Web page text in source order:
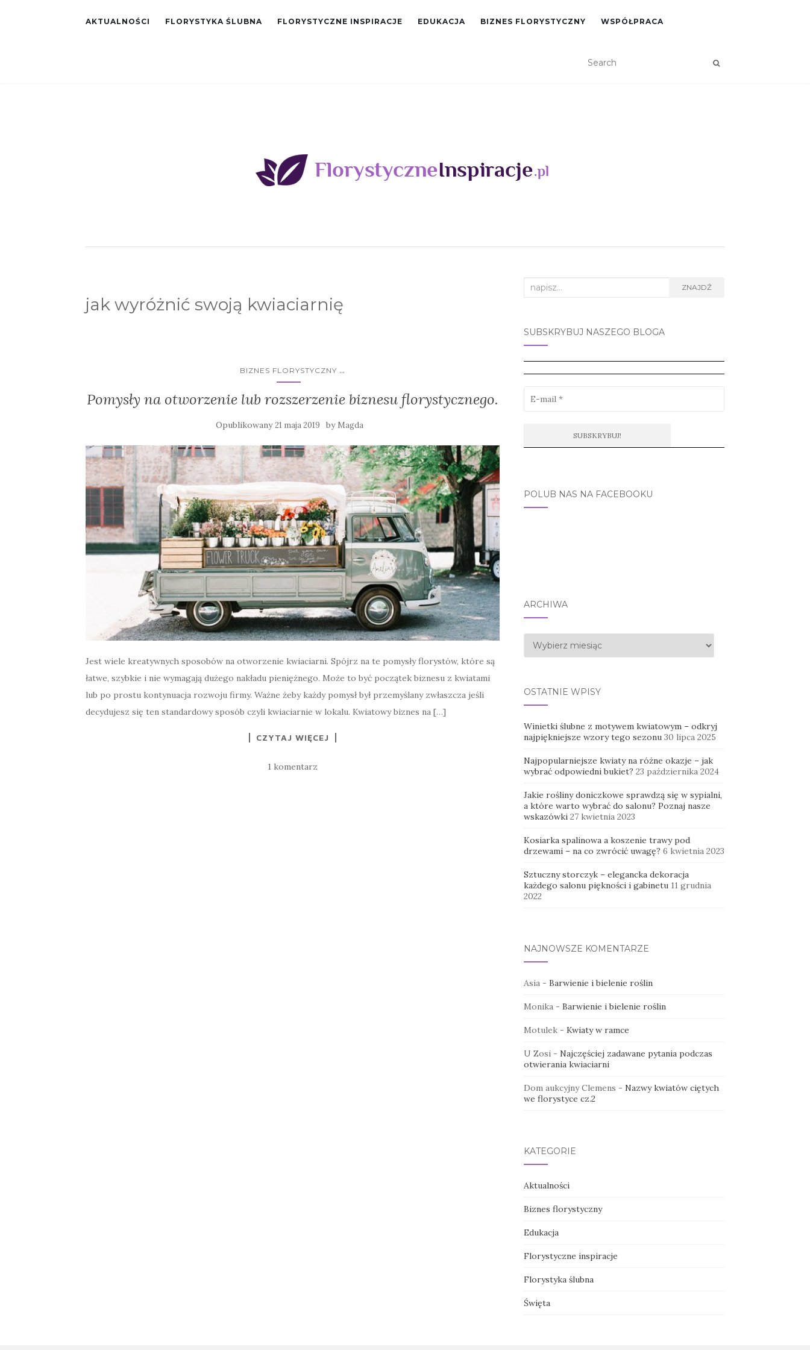
AKTUALNOŚCI FLORYSTYKA ŚLUBNA FLORYSTYCZNE INSPIRACJE EDUKACJA BIZNES FLORYSTYCZNY WSPÓŁPRACA
jak wyróżnić swoją kwiaciarnię
BIZNES FLORYSTYCZNY ...
Pomysły na otworzenie lub rozszerzenie biznesu florystycznego.
Opublikowany21 maja 2019 by Magda
Jest wiele kreatywnych sposobów na otworzenie kwiaciarni. Spójrz na te pomysły florystów, które są
łatwe, szybkie i nie wymagają dużego nakładu pieniężnego. Może to być początek biznesu z kwiatami
lub po prostu kontynuacja rozwoju firmy. Ważne żeby każdy pomysł był przemyślany zwłaszcza jeśli
decydujesz się ten standardowy sposób czyli kwiaciarnie w lokalu. Kwiatowy biznes na […]
CZYTAJ WIĘCEJ
1 komentarz
Search
ZNAJDŹ
SUBSKRYBUJ NASZEGO BLOGA
POLUB NAS NA FACEBOOKU
ARCHIWA
Archiwa
OSTATNIE WPISY
Winietki ślubne z motywem kwiatowym – odkryj
najpiękniejsze wzory tego sezonu 30 lipca 2025
Najpopularniejsze kwiaty na różne okazje – jak
wybrać odpowiedni bukiet? 23 października 2024
Jakie rośliny doniczkowe sprawdzą się w sypialni,
a które warto wybrać do salonu? Poznaj nasze
wskazówki 27 kwietnia 2023
Kosiarka spalinowa a koszenie trawy pod
drzewami – na co zwrócić uwagę? 6 kwietnia 2023
Sztuczny storczyk – elegancka dekoracja
każdego salonu piękności i gabinetu 11 grudnia
2022
NAJNOWSZE KOMENTARZE
Asia- Barwienie i bielenie roślin
Monika- Barwienie i bielenie roślin
Motulek- Kwiaty w ramce
U Zosi- Najczęściej zadawane pytania podczas
otwierania kwiaciarni
Dom aukcyjny Clemens - Nazwy kwiatów ciętych
we florystyce cz.2
KATEGORIE
Aktualności
Biznes florystyczny
Edukacja
Florystyczne inspiracje
Florystyka ślubna
Święta